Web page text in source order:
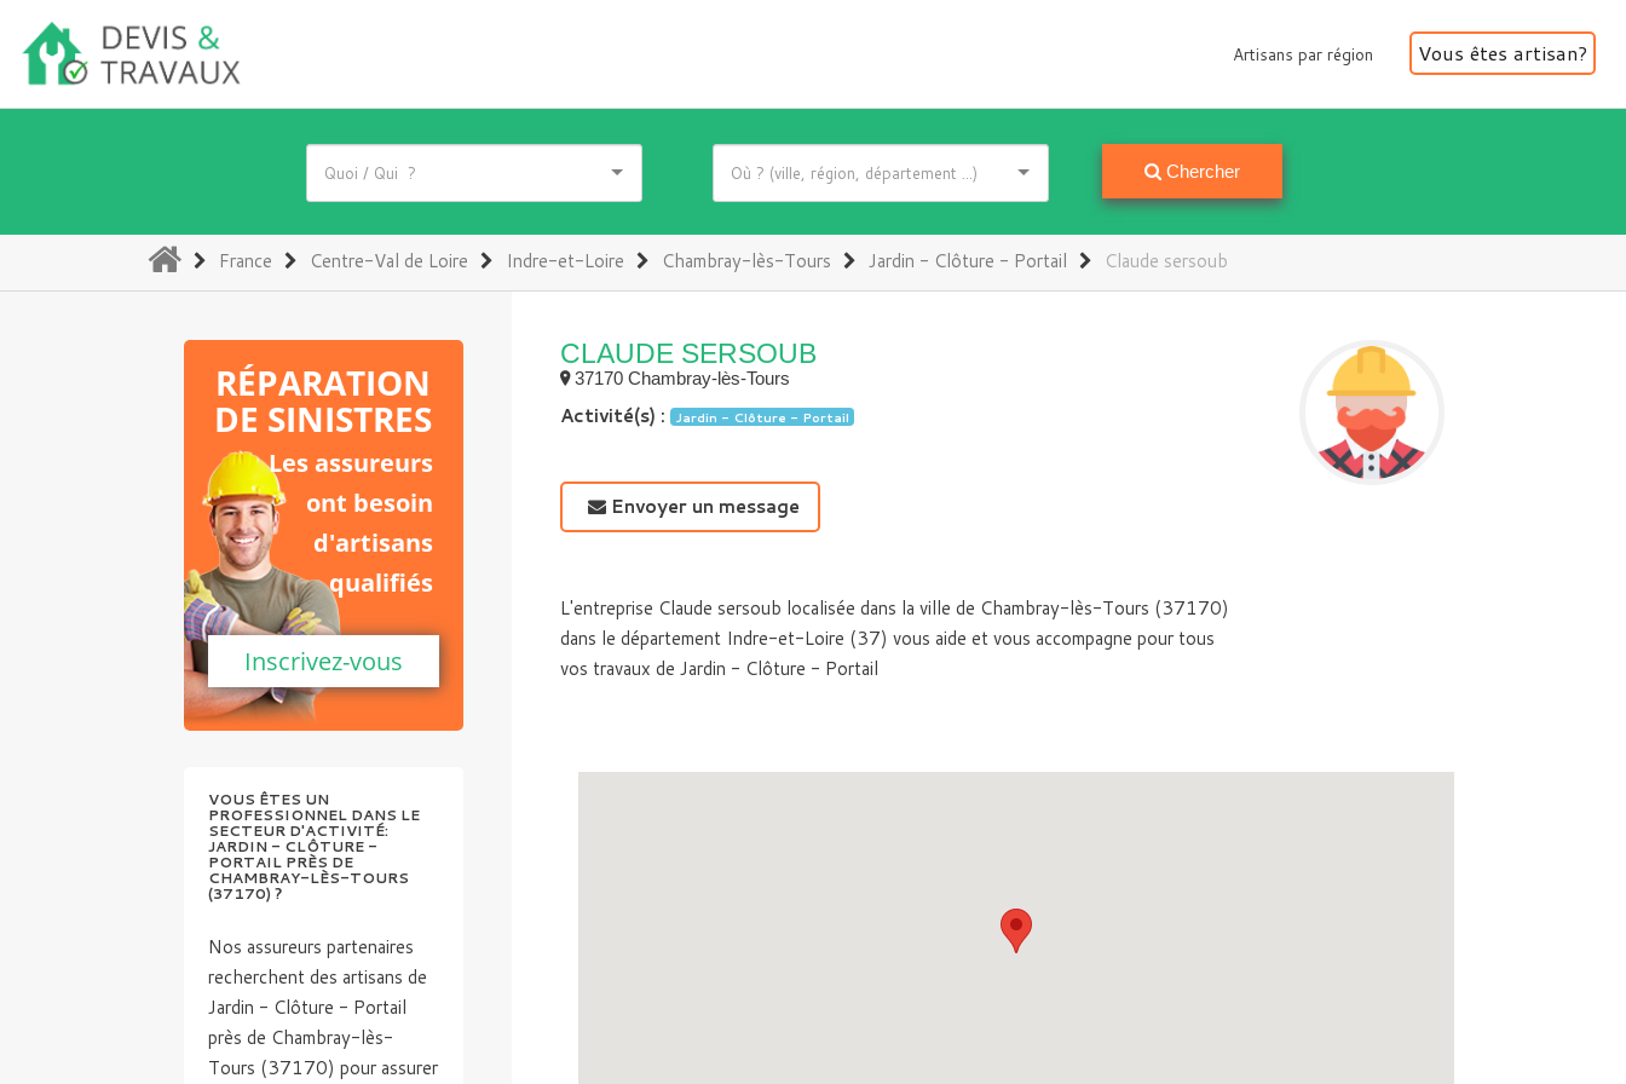
Artisans par région
Artisans par région Vous êtes artisan?
Chercher
(current)
France Centre-Val de Loire Indre-et-Loire Chambray-lès-Tours Jardin - Clôture - Portail Claude sersoub
CLAUDE SERSOUB
37170 Chambray-lès-Tours
Activité(s) : Jardin - Clôture - Portail
Envoyer un message
L'entreprise Claude sersoub localisée dans la ville de Chambray-lès-Tours (37170)
dans le département Indre-et-Loire (37) vous aide et vous accompagne pour tous
vos travaux de Jardin - Clôture - Portail
RÉPARATION
DE SINISTRES
Les assureurs
ont besoin
d'artisans
qualifiés
Inscrivez-vous
VOUS ÊTES UN
PROFESSIONNEL DANS LE
SECTEUR D'ACTIVITÉ:
JARDIN - CLÔTURE -
PORTAIL PRÈS DE
CHAMBRAY-LÈS-TOURS
(37170) ?
Nos assureurs partenaires
recherchent des artisans de
Jardin - Clôture - Portail
près de Chambray-lès-
Tours (37170) pour assurer